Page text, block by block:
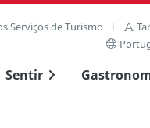
Serviços de Turismo
Sentir